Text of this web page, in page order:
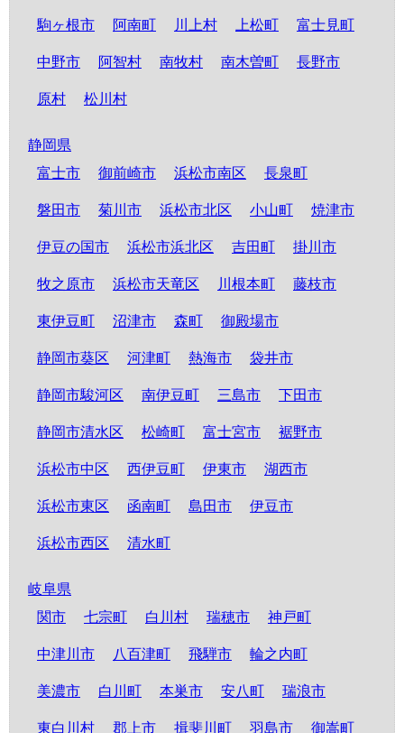
駒ヶ根市 阿南町 川上村 上松町 富士見町
中野市 阿智村 南牧村 南木曽町 長野市
原村 松川村
静岡県
富士市
御前崎市 浜松市南区 長泉町
磐田市 菊川市 浜松市北区 小山町 焼津市
伊豆の国市 浜松市浜北区 吉田町 掛川市
牧之原市 浜松市天竜区 川根本町 藤枝市
東伊豆町 沼津市 森町 御殿場市
静岡市葵区 河津町 熱海市 袋井市
静岡市駿河区 南伊豆町 三島市 下田市
静岡市清水区 松崎町 富士宮市 裾野市
浜松市中区 西伊豆町 伊東市 湖西市
浜松市東区 函南町 島田市 伊豆市
浜松市西区 清水町
岐阜県
関市
七宗町 白川村 瑞穂市 神戸町
中津川市 八百津町 飛騨市 輪之内町
美濃市 白川町 本巣市 安八町 瑞浪市
東白川村 郡上市 揖斐川町 羽島市 御嵩町